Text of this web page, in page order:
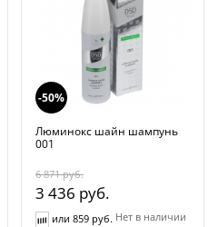
-50%
Люминокс шайн шампунь
001
6 871руб.
3 436 руб.
Нет в наличии
или 859 руб.